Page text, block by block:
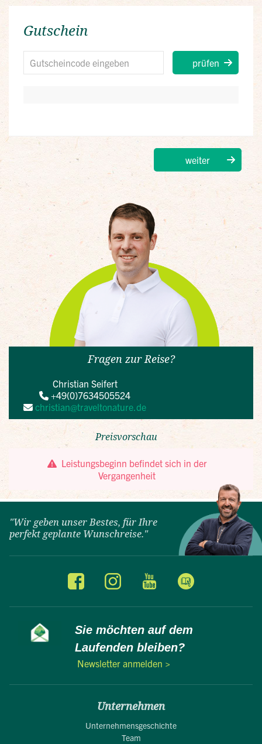
"Wir geben unser Bestes, für Ihre
perfekt geplante Wunschreise."
Sie möchten auf dem
Laufenden bleiben?
Newsletter anmelden >
Unternehmen
Unternehmensgeschichte
Team